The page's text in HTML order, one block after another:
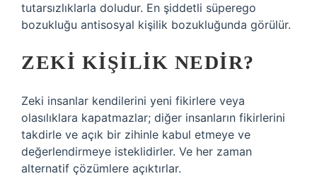
tutarsızlıklarla doludur. En şiddetli süperego
bozukluğu antisosyal kişilik bozukluğunda görülür.
ZEKI KIŞILIK NEDIR?
Zeki insanlar kendilerini yeni fikirlere veya
olasılıklara kapatmazlar; diğer insanların fikirlerini
takdirle ve açık bir zihinle kabul etmeye ve
değerlendirmeye isteklidirler. Ve her zaman
alternatif çözümlere açıktırlar.